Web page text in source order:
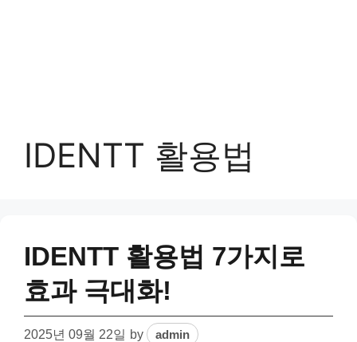
IDENTT 활용법
IDENTT 활용법 7가지로
효과 극대화!
2025년 09월 22일 by admin